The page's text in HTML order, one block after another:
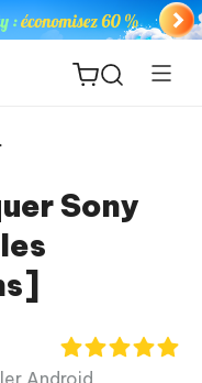
Sony